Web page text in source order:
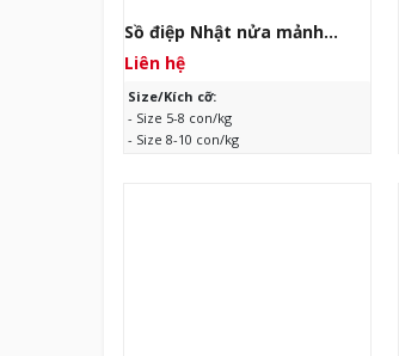
Sồ điệp Nhật nửa mảnh
đông lạnh
Liên hệ
Size/Kích cỡ:
- Size 5-8 con/kg
- Size 8-10 con/kg